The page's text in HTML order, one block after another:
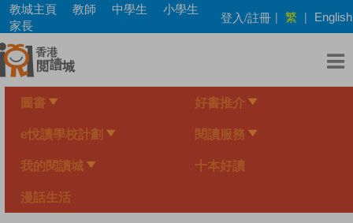
Skip
main
content
教城主頁 教師 中學生
小學生
家長
登入/註冊 | 繁 | English
圖書 好書推介
e悅讀學校計劃 閱讀服務
我的閱讀城 十本好讀
漫話生活